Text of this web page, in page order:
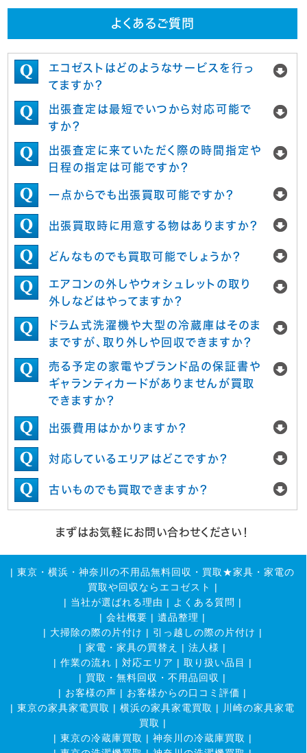
よくあるご質問
エコゼストはどのようなサービスを行っ
てますか？
出張査定は最短でいつから対応可能で
すか？
出張査定に来ていただく際の時間指定や
日程の指定は可能ですか？
一点からでも出張買取可能ですか？
出張買取時に用意する物はありますか？
どんなものでも買取可能でしょうか？
エアコンの外しやウォシュレットの取り
外しなどはやってますか？
ドラム式洗濯機や大型の冷蔵庫はそのま
まですが、取り外しや回収できますか？
売る予定の家電やブランド品の保証書や
ギャランティカードがありませんが買取
できますか？
出張費用はかかりますか？
対応しているエリアはどこですか？
古いものでも買取できますか？
まずはお気軽にお問い合わせください！
| 東京・横浜・神奈川の不用品無料回収・買取★家具・家電の
買取や回収ならエコゼスト
|
| 当社が選ばれる理由 | よくある質問 |
| 会社概要 | 遺品整理 |
| 大掃除の際の片付け | 引っ越しの際の片付け |
| 家電・家具の買替え | 法人様 |
| 作業の流れ | 対応エリア | 取り扱い品目
|
| 買取・無料回収・不用品回収 |
| お客様の声 | お客様からの口コミ評価 |
| 東京の家具家電買取 | 横浜の家具家電買取 |
川崎の家具家電
買取 |
| 東京の冷蔵庫買取 | 神奈川の冷蔵庫買取 |